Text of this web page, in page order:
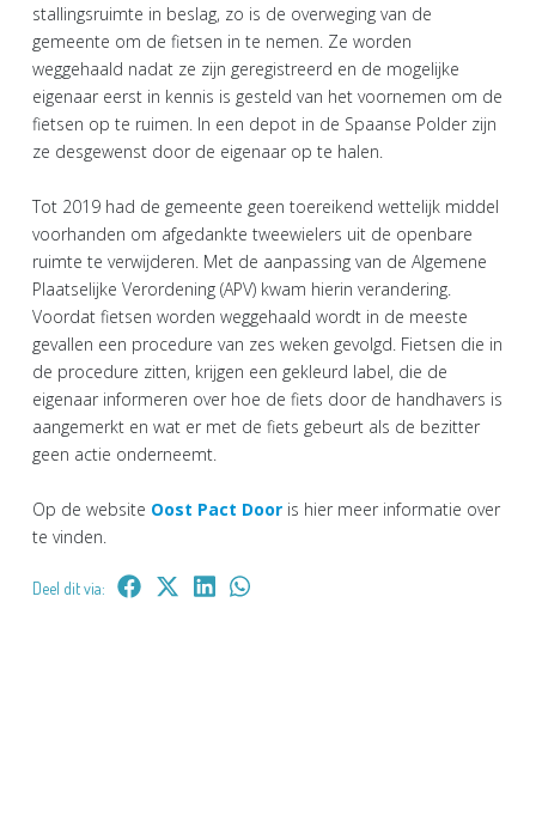
stallingsruimte in beslag, zo is de overweging van de
gemeente om de fietsen in te nemen. Ze worden
weggehaald nadat ze zijn geregistreerd en de mogelijke
eigenaar eerst in kennis is gesteld van het voornemen om de
fietsen op te ruimen. In een depot in de Spaanse Polder zijn
ze desgewenst door de eigenaar op te halen.
Tot 2019 had de gemeente geen toereikend wettelijk middel
voorhanden om afgedankte tweewielers uit de openbare
ruimte te verwijderen. Met de aanpassing van de Algemene
Plaatselijke Verordening (APV) kwam hierin verandering.
Voordat fietsen worden weggehaald wordt in de meeste
gevallen een procedure van zes weken gevolgd. Fietsen die in
de procedure zitten, krijgen een gekleurd label, die de
eigenaar informeren over hoe de fiets door de handhavers is
aangemerkt en wat er met de fiets gebeurt als de bezitter
geen actie onderneemt.
Op de website Oost Pact Door is hier meer informatie over
te vinden.
Deel dit via: